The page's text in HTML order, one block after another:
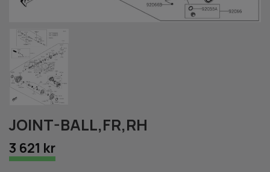
JOINT-BALL,FR,RH
3 621 kr